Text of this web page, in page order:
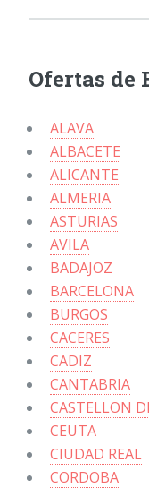
Ofertas de
ALAVA
ALBACETE
ALICANTE
ALMERIA
ASTURIAS
AVILA
BADAJOZ
BARCELONA
BURGOS
CACERES
CADIZ
CANTABRIA
CASTELLON
CEUTA
CIUDAD REAL
CORDOBA